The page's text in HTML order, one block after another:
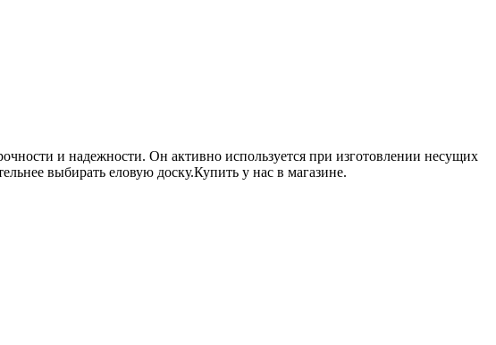
и надежности. Он активно используется при изготовлении несущих
выбирать еловую доску.Купить у нас в магазине.